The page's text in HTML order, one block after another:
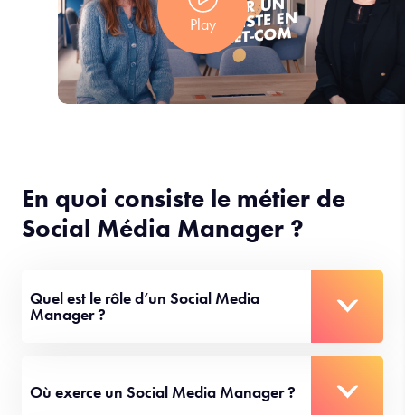
Play
En quoi consiste le métier de
Social Média Manager ?
Quel est le rôle d’un Social Media
Manager ?
Où exerce un Social Media Manager ?